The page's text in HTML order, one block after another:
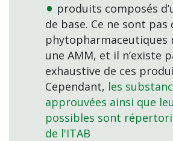
produits composés
de base. Ce ne sont
phytopharmaceutiques
une AMM, et il n’existe
exhaustive de ces
Cependant, les
approuvées ainsi que
possibles sont
de l'ITAB